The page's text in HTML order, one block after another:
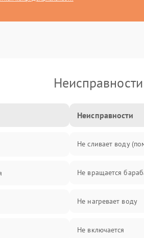
Неисправности
Не сливает воду
Не вращается
Не нагревает воду
Не включается